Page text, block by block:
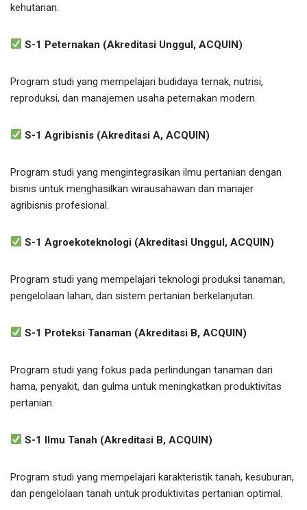
kehutanan.
S-1 Peternakan (Akreditasi Unggul, ACQUIN)
Program studi yang mempelajari budidaya ternak, nutrisi,
reproduksi, dan manajemen usaha peternakan modern.
S-1 Agribisnis (Akreditasi A, ACQUIN)
Program studi yang mengintegrasikan ilmu pertanian dengan
bisnis untuk menghasilkan wirausahawan dan manajer
agribisnis profesional.
S-1 Agroekoteknologi (Akreditasi Unggul, ACQUIN)
Program studi yang mempelajari teknologi produksi tanaman,
pengelolaan lahan, dan sistem pertanian berkelanjutan.
S-1 Proteksi Tanaman (Akreditasi B, ACQUIN)
Program studi yang fokus pada perlindungan tanaman dari
hama, penyakit, dan gulma untuk meningkatkan produktivitas
pertanian.
S-1 Ilmu Tanah (Akreditasi B, ACQUIN)
Program studi yang mempelajari karakteristik tanah, kesuburan,
dan pengelolaan tanah untuk produktivitas pertanian optimal.